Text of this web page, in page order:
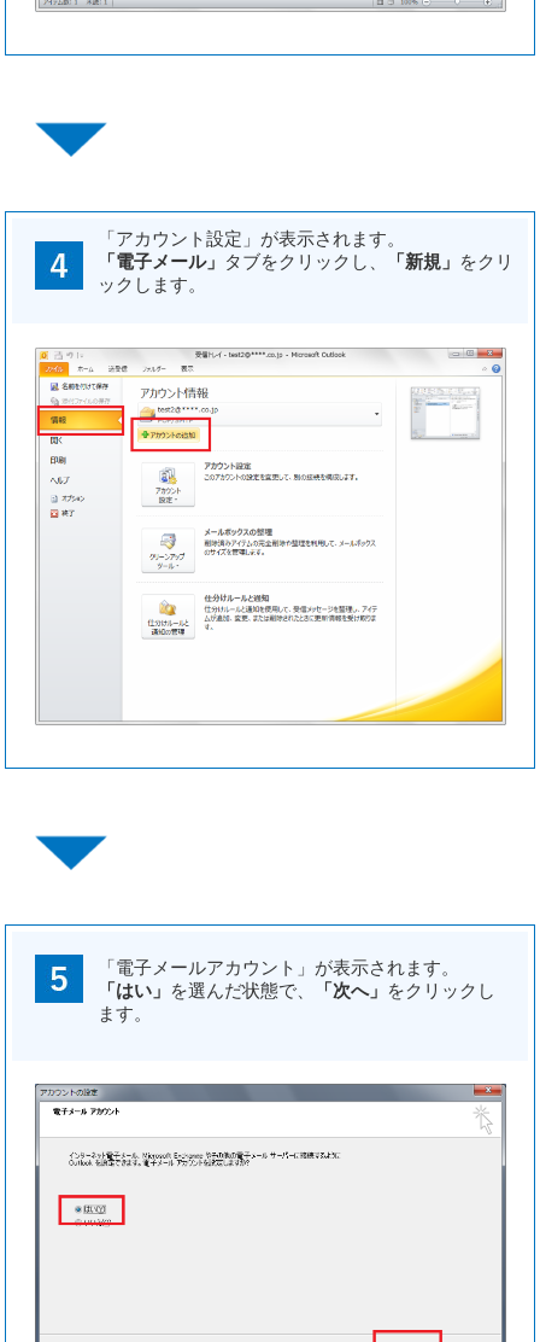
「アカウント設定」が表示されます。
「電子メール」 タブをクリックし、 「新規」 をクリ
ックします。
「電子メールアカウント」が表示されます。
「はい」 を選んだ状態で、 「次へ」 をクリックし
ます。